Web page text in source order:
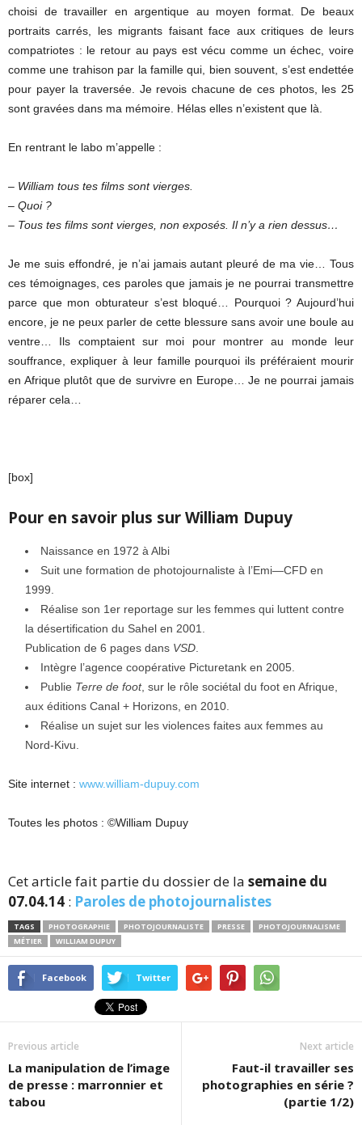
choisi de travailler en argentique au moyen format. De beaux
portraits carrés, les migrants faisant face aux critiques de leurs
compatriotes : le retour au pays est vécu comme un échec, voire
comme une trahison par la famille qui, bien souvent, s’est endettée
pour payer la traversée. Je revois chacune de ces photos, les 25
sont gravées dans ma mémoire. Hélas elles n’existent que là.
En rentrant le labo m’appelle :
– William tous tes films sont vierges.
– Quoi ?
– Tous tes films sont vierges, non exposés. Il n’y a rien dessus…
Je me suis effondré, je n’ai jamais autant pleuré de ma vie… Tous
ces témoignages, ces paroles que jamais je ne pourrai transmettre
parce que mon obturateur s’est bloqué… Pourquoi ? Aujourd’hui
encore, je ne peux parler de cette blessure sans avoir une boule au
ventre… Ils comptaient sur moi pour montrer au monde leur
souffrance, expliquer à leur famille pourquoi ils préféraient mourir
en Afrique plutôt que de survivre en Europe… Je ne pourrai jamais
réparer cela…
[box]
Pour en savoir plus sur William Dupuy
Naissance en 1972 à Albi
Suit une formation de photojournaliste à l’Emi—CFD en
1999.
Réalise son 1er reportage sur les femmes qui luttent contre
la désertification du Sahel en 2001.
Publication de 6 pages dans VSD.
Intègre l’agence coopérative Picturetank en 2005.
Publie Terre de foot, sur le rôle sociétal du foot en Afrique,
aux éditions Canal + Horizons, en 2010.
Réalise un sujet sur les violences faites aux femmes au
Nord-Kivu.
Site internet : www.william-dupuy.com
Toutes les photos : ©William Dupuy
Cet article fait partie du dossier de la semaine du
07.04.14 : Paroles de photojournalistes
TAGS PHOTOGRAPHIE PHOTOJOURNALISTE PRESSE
PHOTOJOURNALISME
MÉTIER
WILLIAM DUPUY
Facebook Twitter
Previous article
La manipulation de l’image
de presse : marronnier et
tabou
Next article
Faut-il travailler ses
photographies en série ?
(partie 1/2)